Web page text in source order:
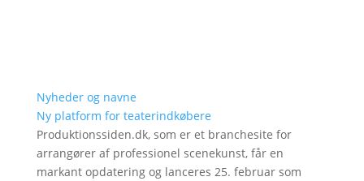
Nyheder og navne
Ny platform for teaterindkøbere
Produktionssiden.dk, som er et branchesite for
arrangører af professionel scenekunst, får en
markant opdatering og lanceres 25. februar som